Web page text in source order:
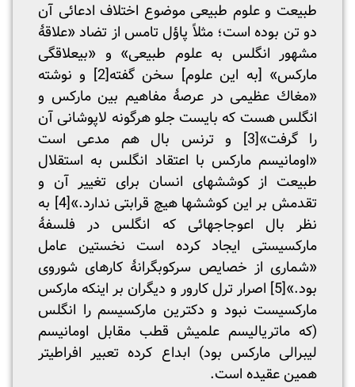
طبیعت و علوم طبیعی موضوع اختلاف ادعائی آن
دو تن بوده است؛ مثلاً پاؤل تامس از تضاد «علاقۀ
مشهور انگلس به علوم طبیعی» و «بیعلاقگی
مارکس» [به این علوم] سخن گفته[2]
و نوشته
«مغاك عظیمی در عرصۀ مفاهیم بین مارکس و
انگلس هست که بایست جلو هرگونه لاپوشانی آن
را گرفت»[3]
و ترنس بال هم مدعی است
«اومانیسم مارکس با اعتقاد انگلس به استقلال
طبیعت از کوششهای انسان برای تغییر آن و
تقدمش بر این کوششها هیچ قرابتی ندارد.»[4]
به
نظر بال اعوجاجهائی که انگلس در فلسفۀ
مارکسیستی ایجاد کرده است نخستین عامل
«شماری از خصایص سرکوبگرانۀ کارهای شوروی
بود.»[5]
اصرار ترل کارور و دیگران بر اینکه مارکس
مارکسیست نبود و دکترین مارکسیسم را انگلس
(که ماتریالیسم علمیش قطب مقابل اومانیسم
لیبرالی مارکس بود) ابداع کرده تعبیر افراطیتر
همین عقیده است.